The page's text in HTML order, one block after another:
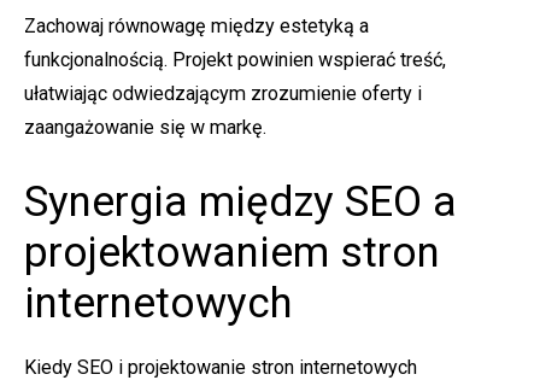
Zachowaj równowagę między estetyką a
funkcjonalnością. Projekt powinien wspierać treść,
ułatwiając odwiedzającym zrozumienie oferty i
zaangażowanie się w markę.
Synergia między SEO a
projektowaniem stron
internetowych
Kiedy SEO i projektowanie stron internetowych